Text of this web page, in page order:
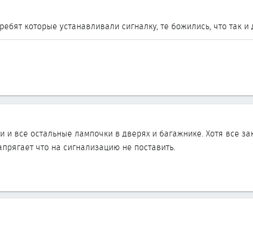
которые устанавливали сигналку, те божились, что так
и все остальные лампочки в дверях и багажнике. Хотя все
что на сигнализацию не поставить.